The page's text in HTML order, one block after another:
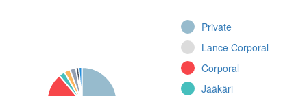
3. komppania
(Continuation War)
Jalkaväkirykmentti
12, 2. komppania
(Continuation War)
Private
Lance Corporal
Corporal
Jääkäri